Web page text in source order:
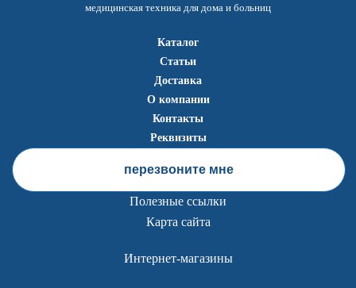
медицинская техника для дома и больниц
Каталог
Статьи
Доставка
О компании
Контакты
Реквизиты
перезвоните мне
Полезные ссылки
Карта сайта
Интернет-магазины